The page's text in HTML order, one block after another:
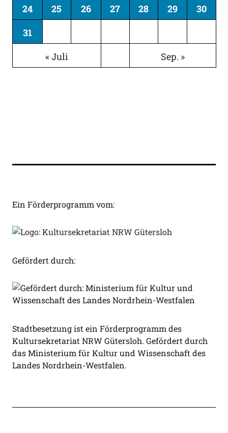
24
25 26 27 28 29
30
31
« Juli
Sep. »
Ein Förderprogramm vom:
Gefördert durch:
Stadtbesetzung ist ein Förderprogramm des
Kultursekretariat NRW Gütersloh. Gefördert durch
das Ministerium für Kultur und Wissenschaft des
Landes Nordrhein-Westfalen.